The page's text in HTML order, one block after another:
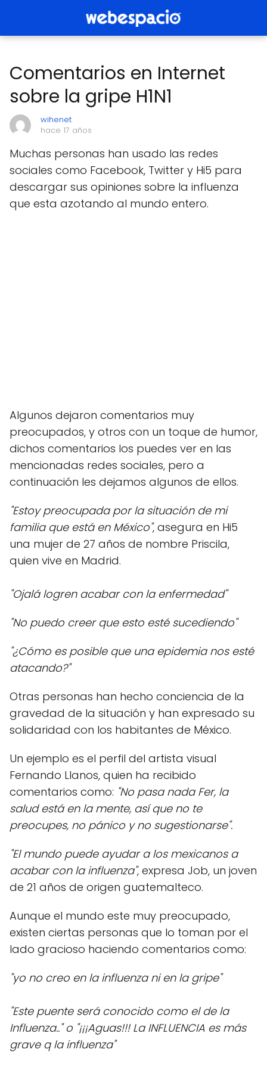
Comentarios en Internet
sobre la gripe H1N1
wihenet
hace 17 años
Muchas personas han usado las redes
sociales como Facebook, Twitter y Hi5 para
descargar sus opiniones sobre la influenza
que esta azotando al mundo entero.
Algunos dejaron comentarios muy
preocupados, y otros con un toque de humor,
dichos comentarios los puedes ver en las
mencionadas redes sociales, pero a
continuación les dejamos algunos de ellos.
"Estoy preocupada por la situación de mi
familia que está en México", asegura en Hi5
una mujer de 27 años de nombre Priscila,
quien vive en Madrid.
"Ojalá logren acabar con la enfermedad"
"No puedo creer que esto esté sucediendo"
"¿Cómo es posible que una epidemia nos esté
atacando?"
Otras personas han hecho conciencia de la
gravedad de la situación y han expresado su
solidaridad con los habitantes de México.
Un ejemplo es el perfil del artista visual
Fernando Llanos, quien ha recibido
comentarios como: "No pasa nada Fer, la
salud está en la mente, así que no te
preocupes, no pánico y no sugestionarse".
"El mundo puede ayudar a los mexicanos a
acabar con la influenza", expresa Job, un joven
de 21 años de origen guatemalteco.
Aunque el mundo este muy preocupado,
existen ciertas personas que lo toman por el
lado gracioso haciendo comentarios como:
"yo no creo en la influenza ni en la gripe"
"Este puente será conocido como el de la
Influenza.." o "¡¡¡Aguas!!! La INFLUENCIA es más
grave q la influenza"